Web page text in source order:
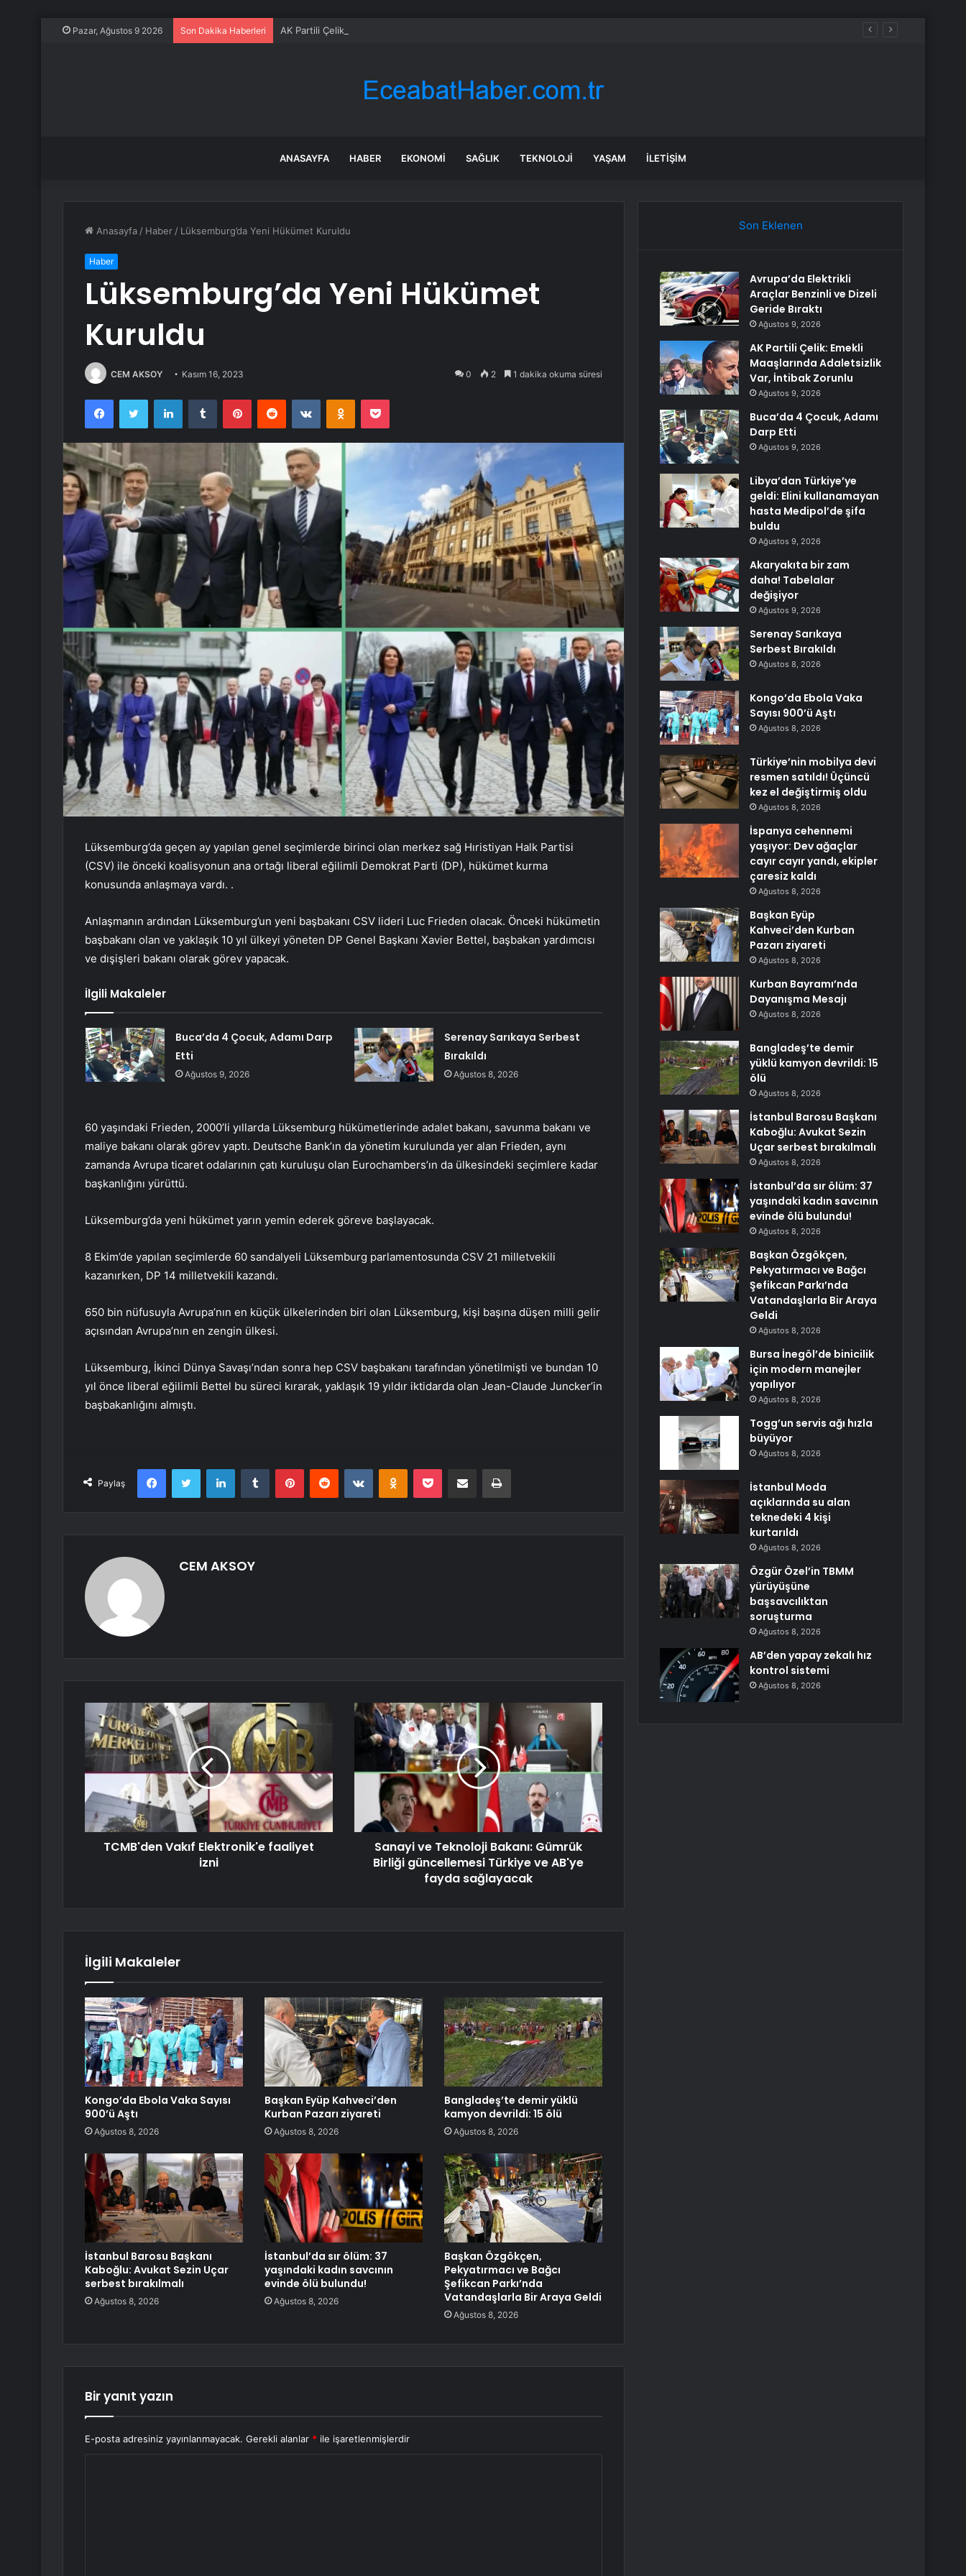
Pazar, Ağustos 9 2026 Son Dakika Haberleri AK Partili Çelik: Emekli Maaşlarında Adaletsizlik Var, İntibak Zorunlu
ANASAYFA HABER EKONOMI SAĞLIK TEKNOLOJI YAŞAM İLETIŞIM
Anasayfa / Haber / Lüksemburg’da Yeni Hükümet Kuruldu
Haber
Lüksemburg’da Yeni Hükümet
Kuruldu
CEM AKSOY Kasım 16, 2023 0 2 1 dakika okuma süresi
FacebookTwitter LinkedInTumblr PinterestReddit VKontakteOdnoklassniki
Pocket
Lüksemburg’da geçen ay yapılan genel seçimlerde birinci olan merkez sağ Hıristiyan Halk Partisi
(CSV) ile önceki koalisyonun ana ortağı liberal eğilimli Demokrat Parti (DP), hükümet kurma
konusunda anlaşmaya vardı. .
Anlaşmanın ardından Lüksemburg’un yeni başbakanı CSV lideri Luc Frieden olacak. Önceki hükümetin
başbakanı olan ve yaklaşık 10 yıl ülkeyi yöneten DP Genel Başkanı Xavier Bettel, başbakan yardımcısı
ve dışişleri bakanı olarak görev yapacak.
İlgili Makaleler
Buca’da 4 Çocuk, Adamı Darp
Etti
Ağustos 9, 2026
Serenay Sarıkaya Serbest
Bırakıldı
Ağustos 8, 2026
60 yaşındaki Frieden, 2000’li yıllarda Lüksemburg hükümetlerinde adalet bakanı, savunma bakanı ve
maliye bakanı olarak görev yaptı. Deutsche Bank’ın da yönetim kurulunda yer alan Frieden, aynı
zamanda Avrupa ticaret odalarının çatı kuruluşu olan Eurochambers’ın da ülkesindeki seçimlere kadar
başkanlığını yürüttü.
Lüksemburg’da yeni hükümet yarın yemin ederek göreve başlayacak.
8 Ekim’de yapılan seçimlerde 60 sandalyeli Lüksemburg parlamentosunda CSV 21 milletvekili
kazanırken, DP 14 milletvekili kazandı.
650 bin nüfusuyla Avrupa’nın en küçük ülkelerinden biri olan Lüksemburg, kişi başına düşen milli gelir
açısından Avrupa’nın en zengin ülkesi.
Lüksemburg, İkinci Dünya Savaşı’ndan sonra hep CSV başbakanı tarafından yönetilmişti ve bundan 10
yıl önce liberal eğilimli Bettel bu süreci kırarak, yaklaşık 19 yıldır iktidarda olan Jean-Claude Juncker’in
başbakanlığını almıştı.
Paylaş
FacebookTwitter LinkedInTumblr PinterestReddit VKontakteOdnoklassniki
Pocket E-Posta ile paylaş Yazdır
CEM AKSOY
TCMB'den Vakıf Elektronik'e faaliyet
izni
Sanayi ve Teknoloji Bakanı: Gümrük
Birliği güncellemesi Türkiye ve AB'ye
fayda sağlayacak
İlgili Makaleler
Kongo’da Ebola Vaka Sayısı
900’ü Aştı
Ağustos 8, 2026
Başkan Eyüp Kahveci’den
Kurban Pazarı ziyareti
Ağustos 8, 2026
Bangladeş’te demir yüklü
kamyon devrildi: 15 ölü
Ağustos 8, 2026
İstanbul Barosu Başkanı
Kaboğlu: Avukat Sezin Uçar
serbest bırakılmalı
Ağustos 8, 2026
İstanbul’da sır ölüm: 37
yaşındaki kadın savcının
evinde ölü bulundu!
Ağustos 8, 2026
Başkan Özgökçen,
Pekyatırmacı ve Bağcı
Şefikcan Parkı’nda
Vatandaşlarla Bir Araya Geldi
Ağustos 8, 2026
Bir yanıt yazın
E-posta adresiniz yayınlanmayacak. Gerekli alanlar * ile işaretlenmişlerdir
Son Eklenen
Avrupa’da Elektrikli
Araçlar Benzinli ve Dizeli
Geride Bıraktı
Ağustos 9, 2026
AK Partili Çelik: Emekli
Maaşlarında Adaletsizlik
Var, İntibak Zorunlu
Ağustos 9, 2026
Buca’da 4 Çocuk, Adamı
Darp Etti
Ağustos 9, 2026
Libya’dan Türkiye’ye
geldi: Elini kullanamayan
hasta Medipol’de şifa
buldu
Ağustos 9, 2026
Akaryakıta bir zam
daha! Tabelalar
değişiyor
Ağustos 9, 2026
Serenay Sarıkaya
Serbest Bırakıldı
Ağustos 8, 2026
Kongo’da Ebola Vaka
Sayısı 900’ü Aştı
Ağustos 8, 2026
Türkiye’nin mobilya devi
resmen satıldı! Üçüncü
kez el değiştirmiş oldu
Ağustos 8, 2026
İspanya cehennemi
yaşıyor: Dev ağaçlar
cayır cayır yandı, ekipler
çaresiz kaldı
Ağustos 8, 2026
Başkan Eyüp
Kahveci’den Kurban
Pazarı ziyareti
Ağustos 8, 2026
Kurban Bayramı’nda
Dayanışma Mesajı
Ağustos 8, 2026
Bangladeş’te demir
yüklü kamyon devrildi: 15
ölü
Ağustos 8, 2026
İstanbul Barosu Başkanı
Kaboğlu: Avukat Sezin
Uçar serbest bırakılmalı
Ağustos 8, 2026
İstanbul’da sır ölüm: 37
yaşındaki kadın savcının
evinde ölü bulundu!
Ağustos 8, 2026
Başkan Özgökçen,
Pekyatırmacı ve Bağcı
Şefikcan Parkı’nda
Vatandaşlarla Bir Araya
Geldi
Ağustos 8, 2026
Bursa İnegöl’de binicilik
için modern manejler
yapılıyor
Ağustos 8, 2026
Togg’un servis ağı hızla
büyüyor
Ağustos 8, 2026
İstanbul Moda
açıklarında su alan
teknedeki 4 kişi
kurtarıldı
Ağustos 8, 2026
Özgür Özel’in TBMM
yürüyüşüne
başsavcılıktan
soruşturma
Ağustos 8, 2026
AB’den yapay zekalı hız
kontrol sistemi
Ağustos 8, 2026